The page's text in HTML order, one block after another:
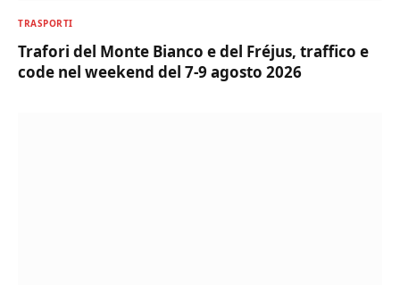
TRASPORTI
Trafori del Monte Bianco e del Fréjus, traffico e
code nel weekend del 7-9 agosto 2026